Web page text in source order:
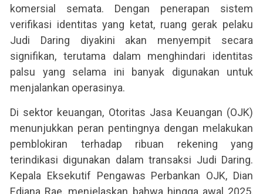
komersial semata. Dengan penerapan sistem
verifikasi identitas yang ketat, ruang gerak pelaku
Judi Daring diyakini akan menyempit secara
signifikan, terutama dalam menghindari identitas
palsu yang selama ini banyak digunakan untuk
menjalankan operasinya.
Di sektor keuangan, Otoritas Jasa Keuangan (OJK)
menunjukkan peran pentingnya dengan melakukan
pemblokiran terhadap ribuan rekening yang
terindikasi digunakan dalam transaksi Judi Daring.
Kepala Eksekutif Pengawas Perbankan OJK, Dian